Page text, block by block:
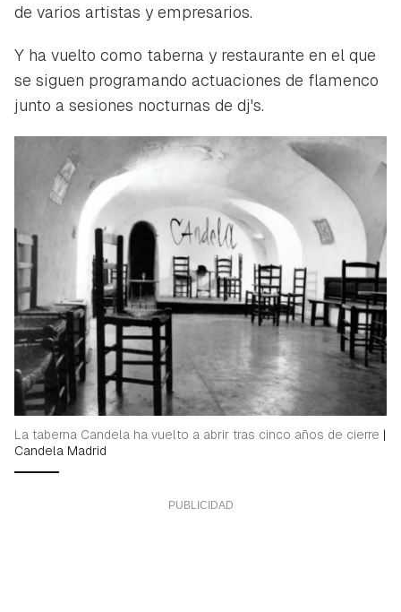
de varios artistas y empresarios.
Y ha vuelto como taberna y restaurante en el que
se siguen programando actuaciones de flamenco
junto a sesiones nocturnas de dj's.
La taberna Candela ha vuelto a abrir tras cinco años de cierre |
Candela Madrid